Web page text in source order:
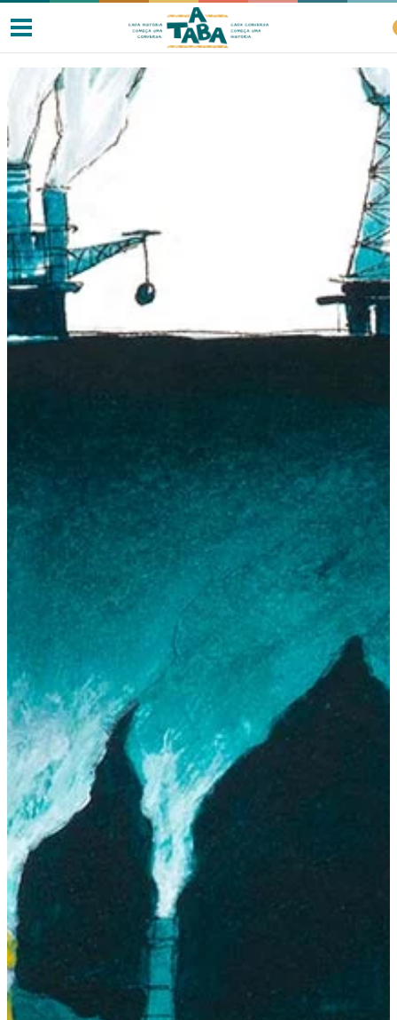
Livros
Resenhas
Clube de Leitores
Como ler?
Colunas
Conteúdos
Colecionáveis
Cursos On line
E-Books
Eventos
Podcast
Assine
Taba na Escola